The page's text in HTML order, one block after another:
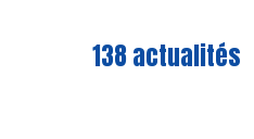
138 actualités